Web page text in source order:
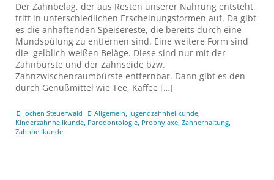
Der Zahnbelag, der aus Resten unserer Nahrung entsteht,
tritt in unterschiedlichen Erscheinungsformen auf. Da gibt
es die anhaftenden Speisereste, die bereits durch eine
Mundspülung zu entfernen sind. Eine weitere Form sind
die gelblich-weißen Beläge. Diese sind nur mit der
Zahnbürste und der Zahnseide bzw.
Zahnzwischenraumbürste entfernbar. Dann gibt es den
durch Genußmittel wie Tee, Kaffee […]
Jochen Steuerwald Allgemein, Jugendzahnheilkunde,
Kinderzahnheilkunde, Parodontologie, Prophylaxe, Zahnerhaltung,
Zahnheilkunde